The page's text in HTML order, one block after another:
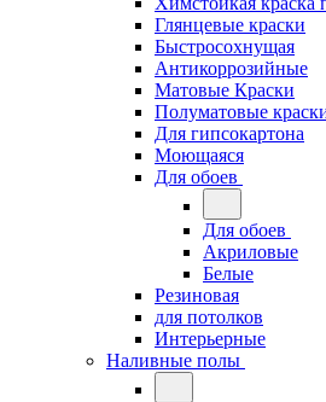
Глянцевые краски
Быстросохнущая
Антикоррозийные
Матовые Краски
Полуматовые
Для гипсокартона
Моющаяся
Для обоев
Для обоев
Акриловые
Белые
Резиновая
для потолков
Интерьерные
Наливные полы